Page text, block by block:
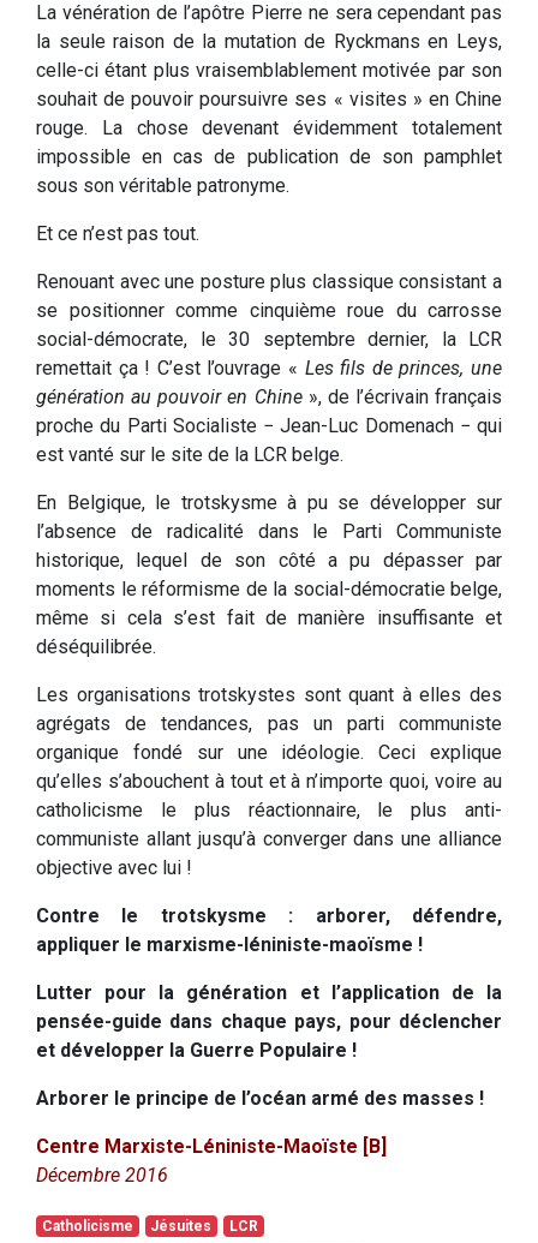
La vénération de l’apôtre Pierre ne sera cependant pas
la seule raison de la mutation de Ryckmans en Leys,
celle-ci étant plus vraisemblablement motivée par son
souhait de pouvoir poursuivre ses « visites » en Chine
rouge. La chose devenant évidemment totalement
impossible en cas de publication de son pamphlet
sous son véritable patronyme.
Et ce n’est pas tout.
Renouant avec une posture plus classique consistant a
se positionner comme cinquième roue du carrosse
social-démocrate, le 30 septembre dernier, la LCR
remettait ça ! C’est l’ouvrage « Les fils de princes, une
génération au pouvoir en Chine», de l’écrivain français
proche du Parti Socialiste − Jean-Luc Domenach − qui
est vanté sur le site de la LCR belge.
En Belgique, le trotskysme à pu se développer sur
l’absence de radicalité dans le Parti Communiste
historique, lequel de son côté a pu dépasser par
moments le réformisme de la social-démocratie belge,
même si cela s’est fait de manière insuffisante et
déséquilibrée.
Les organisations trotskystes sont quant à elles des
agrégats de tendances, pas un parti communiste
organique fondé sur une idéologie. Ceci explique
qu’elles s’abouchent à tout et à n’importe quoi, voire au
catholicisme le plus réactionnaire, le plus anti-
communiste allant jusqu’à converger dans une alliance
objective avec lui !
Contre le trotskysme : arborer, défendre,
appliquer le marxisme-léniniste-maoïsme !
Lutter pour la génération et l’application de la
pensée-guide dans chaque pays, pour déclencher
et développer la Guerre Populaire !
Arborer le principe de l’océan armé des masses !
Centre Marxiste-Léniniste-Maoïste [B]
Décembre 2016
Catholicisme Jésuites
LCR